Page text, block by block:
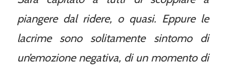
piangere dal ridere, o quasi. Eppure le
lacrime sono solitamente sintomo di
un’emozione negativa, di un momento di